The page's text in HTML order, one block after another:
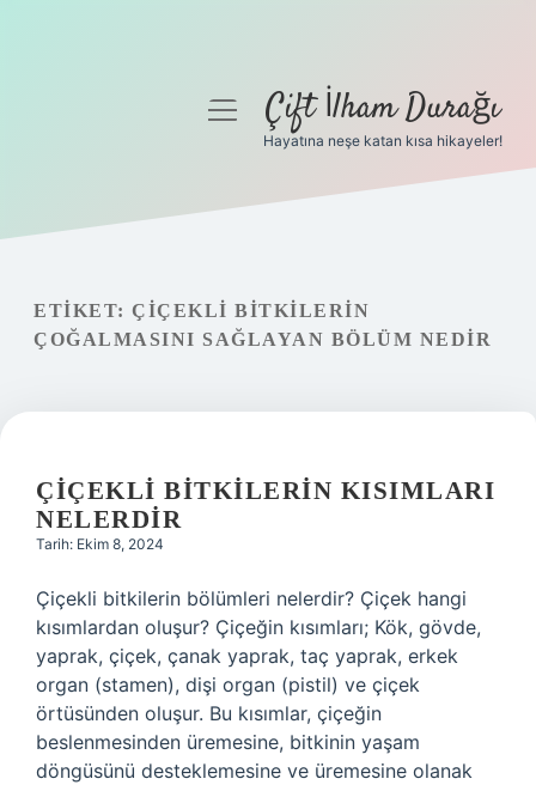
Gizlilik Politikası
Hakkımızda
menüyüÇift İlham Durağı
Hayatına neşe katan kısa hikayeler!
ETIKET: ÇIÇEKLI BITKILERIN
ÇOĞALMASINI SAĞLAYAN BÖLÜM NEDIR
ÇIÇEKLI BITKILERIN KISIMLARI
NELERDIR
Tarih: Ekim 8, 2024
Çiçekli bitkilerin bölümleri nelerdir? Çiçek hangi
kısımlardan oluşur? Çiçeğin kısımları; Kök, gövde,
yaprak, çiçek, çanak yaprak, taç yaprak, erkek
organ (stamen), dişi organ (pistil) ve çiçek
örtüsünden oluşur. Bu kısımlar, çiçeğin
beslenmesinden üremesine, bitkinin yaşam
döngüsünü desteklemesine ve üremesine olanak